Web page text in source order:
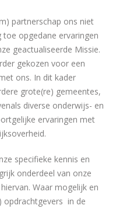
partnerschap ons niet
opgedane ervaringen
geactualiseerde Missie.
gekozen voor een
ons. In dit kader
grote(re) gemeentes,
diverse onderwijs- en
ervaringen met
specifieke kennis en
onderdeel van onze
Waar mogelijk en
opdrachtgevers in de